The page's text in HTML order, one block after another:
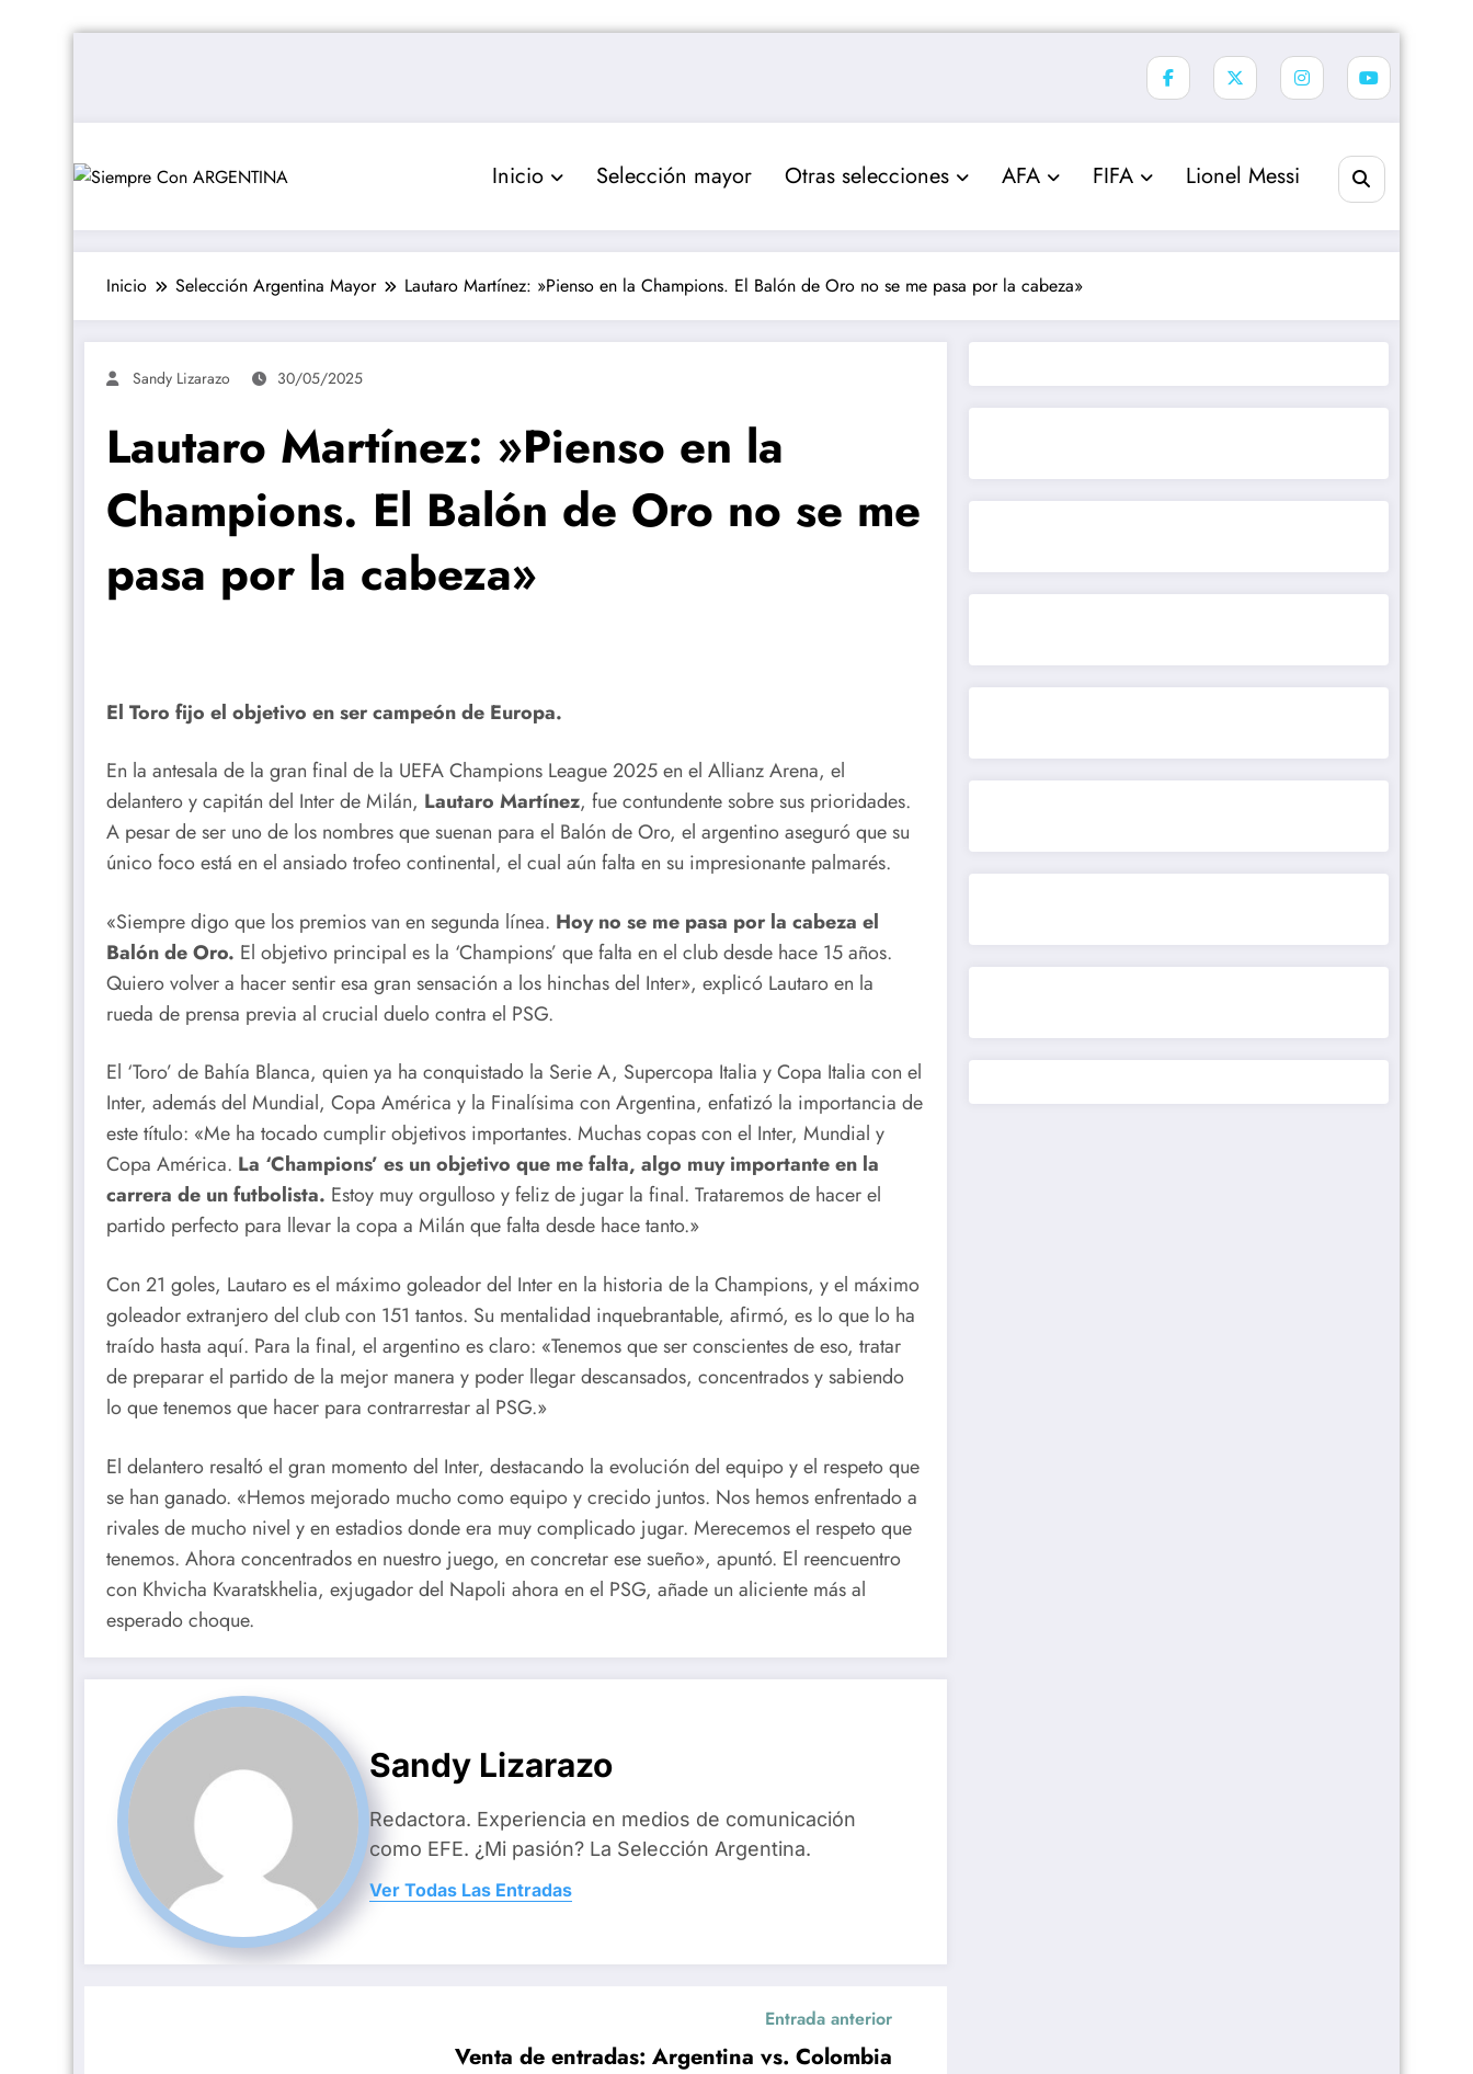
Inicio Selección mayor Otras selecciones AFA FIFA Lionel Messi
Inicio Selección Argentina Mayor Lautaro Martínez: »Pienso en la Champions. El Balón de Oro no se me pasa por la cabeza»
Sandy Lizarazo 30/05/2025
Lautaro Martínez: »Pienso en la
Champions. El Balón de Oro no se me
pasa por la cabeza»
El Toro fijo el objetivo en ser campeón de Europa.
En la antesala de la gran final de la UEFA Champions League 2025 en el Allianz Arena, el
delantero y capitán del Inter de Milán, Lautaro Martínez, fue contundente sobre sus prioridades.
A pesar de ser uno de los nombres que suenan para el Balón de Oro, el argentino aseguró que su
único foco está en el ansiado trofeo continental, el cual aún falta en su impresionante palmarés.
«Siempre digo que los premios van en segunda línea. Hoy no se me pasa por la cabeza el
Balón de Oro. El objetivo principal es la ‘Champions’ que falta en el club desde hace 15 años.
Quiero volver a hacer sentir esa gran sensación a los hinchas del Inter», explicó Lautaro en la
rueda de prensa previa al crucial duelo contra el PSG.
El ‘Toro’ de Bahía Blanca, quien ya ha conquistado la Serie A, Supercopa Italia y Copa Italia con el
Inter, además del Mundial, Copa América y la Finalísima con Argentina, enfatizó la importancia de
este título: «Me ha tocado cumplir objetivos importantes. Muchas copas con el Inter, Mundial y
Copa América. La ‘Champions’ es un objetivo que me falta, algo muy importante en la
carrera de un futbolista. Estoy muy orgulloso y feliz de jugar la final. Trataremos de hacer el
partido perfecto para llevar la copa a Milán que falta desde hace tanto.»
Con 21 goles, Lautaro es el máximo goleador del Inter en la historia de la Champions, y el máximo
goleador extranjero del club con 151 tantos. Su mentalidad inquebrantable, afirmó, es lo que lo ha
traído hasta aquí. Para la final, el argentino es claro: «Tenemos que ser conscientes de eso, tratar
de preparar el partido de la mejor manera y poder llegar descansados, concentrados y sabiendo
lo que tenemos que hacer para contrarrestar al PSG.»
El delantero resaltó el gran momento del Inter, destacando la evolución del equipo y el respeto que
se han ganado. «Hemos mejorado mucho como equipo y crecido juntos. Nos hemos enfrentado a
rivales de mucho nivel y en estadios donde era muy complicado jugar. Merecemos el respeto que
tenemos. Ahora concentrados en nuestro juego, en concretar ese sueño», apuntó. El reencuentro
con Khvicha Kvaratskhelia, exjugador del Napoli ahora en el PSG, añade un aliciente más al
esperado choque.
Sandy Lizarazo
Redactora. Experiencia en medios de comunicación
como EFE. ¿Mi pasión? La Selección Argentina.
Ver Todas Las Entradas
Entrada anterior
Venta de entradas: Argentina vs. Colombia